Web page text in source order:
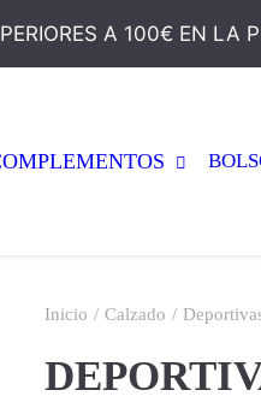
A 100€ EN LA
Inicio Calzado